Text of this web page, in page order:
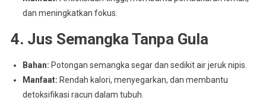
dan meningkatkan fokus.
4. Jus Semangka Tanpa Gula
Bahan: Potongan semangka segar dan sedikit air jeruk nipis.
Manfaat: Rendah kalori, menyegarkan, dan membantu
detoksifikasi racun dalam tubuh.